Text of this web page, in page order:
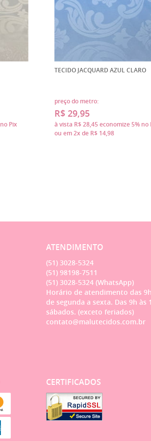
no Pix
TECIDO JACQUARD AZUL CLARO
preço do metro:
R$ 29,95
à vista R$ 28,45economize5% no
ou em2x de R$ 14,98
ATENDIMENTO
(51) 3028-5324
(51) 98198-7511
(51) 3028-5324 (WhatsApp)
Horário de atendimento das
de segunda a sexta. Das 9h às
sábados. (exceto feriados)
contato@malutecidos.com.br
CERTIFICADOS